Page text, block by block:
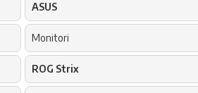
ASUS
Monitori
ROG Strix